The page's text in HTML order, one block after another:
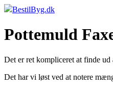
BestilByg.dk
Pottemuld
Det er ret kompliceret at finde
Det har vi løst ved at notere